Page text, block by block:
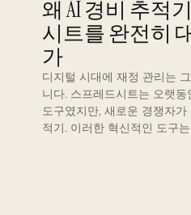
왜 AI 경비 추적
시트를 완전히
가
디지털 시대에 재정 관리는
니다. 스프레드시트는 오랫
도구였지만, 새로운 경쟁자
적기. 이러한 혁신적인 도구